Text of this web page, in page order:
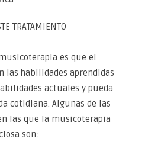
TRATAMIENTO
es que el
las habilidades aprendidas
actuales y pueda
cotidiana. Algunas de las
las que la musicoterapia
son: